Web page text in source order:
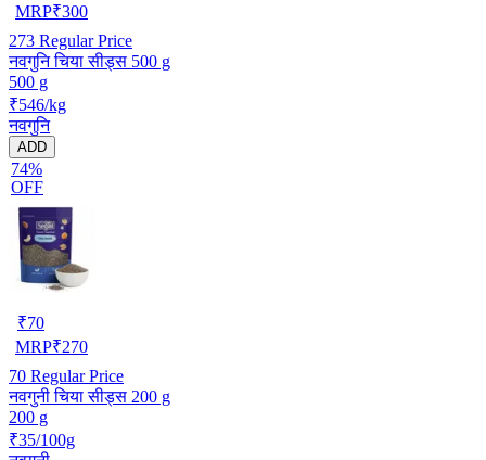
MRP₹300
273 Regular Price
नवगुनि चिया सीड्स 500 g
500 g
₹546/kg
नवगुनि
ADD
74%
OFF
₹70
MRP₹270
70 Regular Price
नवगुनी चिया सीड्स 200 g
200 g
₹35/100g